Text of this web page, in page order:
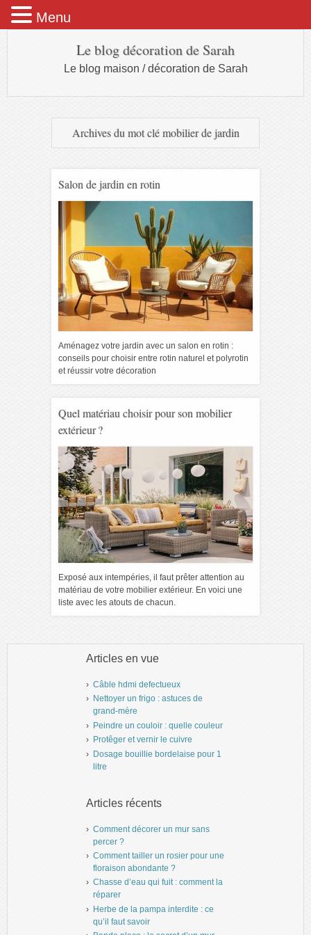
Le blog décoration de Sarah
Le blog maison / décoration de Sarah
Archives du mot clémobilier de jardin
Salon de jardin en rotin
Aménagez votre jardin avec un salon en rotin :
conseils pour choisir entre rotin naturel et polyrotin
et réussir votre décoration
Quel matériau choisir pour son mobilier
extérieur ?
Exposé aux intempéries, il faut prêter attention au
matériau de votre mobilier extérieur. En voici une
liste avec les atouts de chacun.
Articles en vue
Câble hdmi defectueux
Nettoyer un frigo : astuces de
grand-mère
Peindre un couloir : quelle couleur
Protêger et vernir le cuivre
Dosage bouillie bordelaise pour 1
litre
Articles récents
Comment décorer un mur sans
percer ?
Comment tailler un rosier pour une
floraison abondante ?
Chasse d’eau qui fuit : comment la
réparer
Herbe de la pampa interdite : ce
qu’il faut savoir
Menu